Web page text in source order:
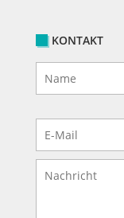
KONTAKT